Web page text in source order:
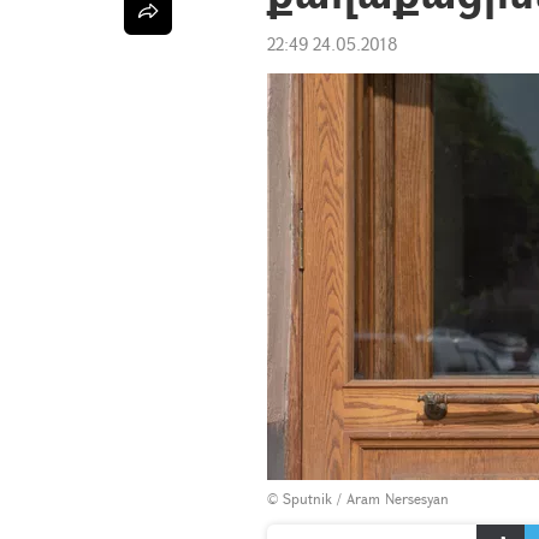
22:49 24.05.2018
© Sputnik / Aram Nersesyan